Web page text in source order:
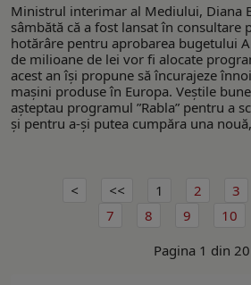
Ministrul interimar al Mediului, Diana
sâmbătă că a fost lansat în consultare
hotărâre pentru aprobarea bugetului
de milioane de lei vor fi alocate
acest an își propune să încurajeze
mașini produse în Europa. Veștile
așteptau programul ”Rabla” pentru a
și pentru a-și putea cumpăra una
1 2 3
7
8 9
10
Pagina 1 din 20